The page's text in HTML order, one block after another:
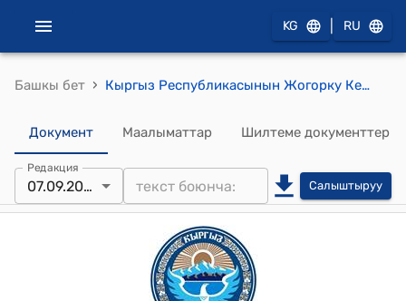
KG RU
Башкы бет › Кыргыз Республикасынын Жогорку Кеңешинин 2017-жылдын 7-сентябрындагы № 1850-VI "2015-жылдын 27-октябрында Москва шаарында кол коюлган Кыргыз Республикасынын Өкмөтү менен Беларусь Республикасынын Өкмөтүнүн ортосундагы Жашыруун маалыматты өз ара коргоо жөнүндө макулдашууну ратификациялоо тууралуу" Кыргыз Республикасынын Мыйзамынын долбоорун биринчи окууда кабыл алуу жөнүндө" токтому
Документ Маалыматтар Шилтеме документтер
Редакция
07.09.2017 Салыштыруу